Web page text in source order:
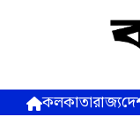
কলকাতারাজ্য